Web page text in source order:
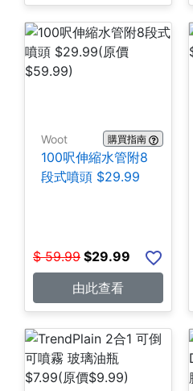
Woot 購買指南
100呎伸縮水管附8
段式噴頭 $29.99
$ 59.99 $29.99
由此查看